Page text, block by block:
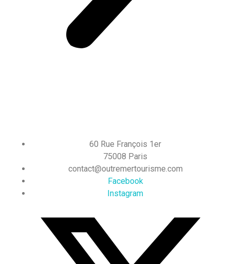
60 Rue François 1er
75008 Paris
contact@outremertourisme.com
Facebook
Instagram